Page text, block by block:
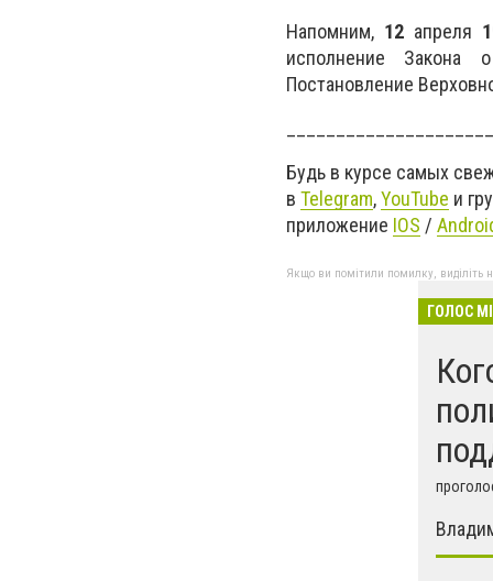
Напомним, 12апреля
исполнение Закона
Постановление
Будь в курсе самых
в Telegram,YouTube и
приложение IOS /
Якщо ви помітили помилку, виділіть
ГОЛОС